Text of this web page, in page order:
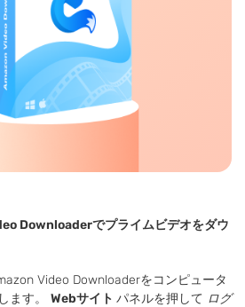
Downloaderでプライムビデオをダウ
Video Downloaderをコンピュータ
ます。 Webサイト パネルを押して ログ